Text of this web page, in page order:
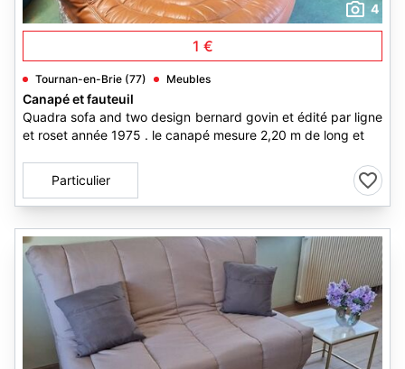
4
1 €
Tournan-en-Brie (77) Meubles
Canapé et fauteuil
Quadra sofa and two design bernard govin et édité par ligne
et roset année 1975 . le canapé mesure 2,20 m de long et
Particulier